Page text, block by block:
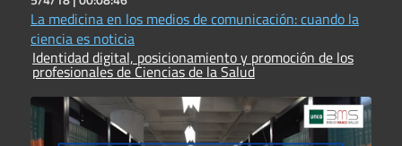
La medicina en los medios de comunicación: cuando la
ciencia es noticia
Identidad digital, posicionamiento y promoción de los
profesionales de Ciencias de la Salud